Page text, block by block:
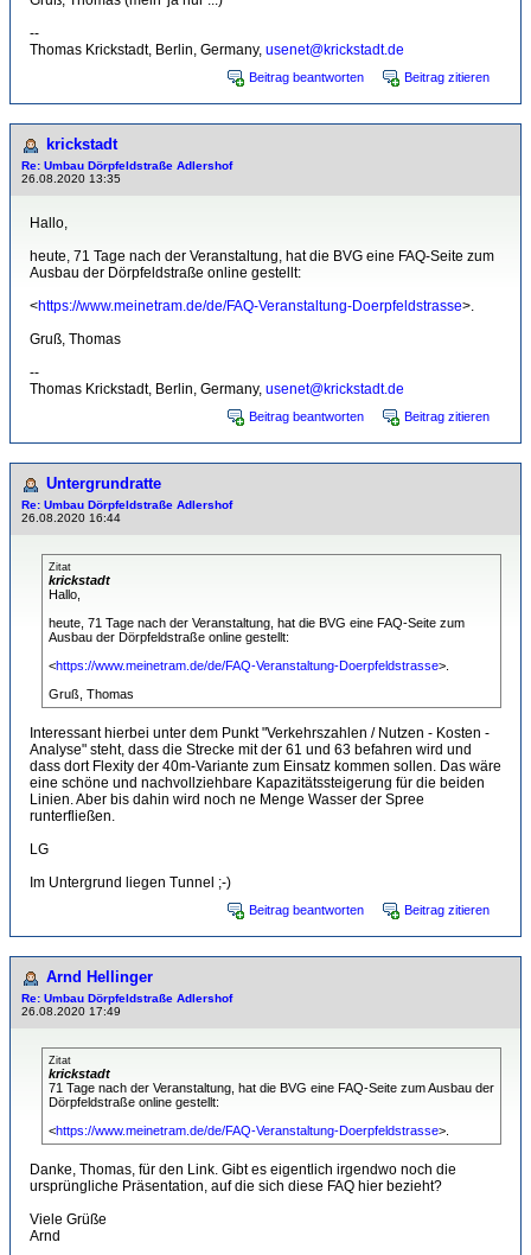
--
Thomas Krickstadt, Berlin, Germany, usenet@krickstadt.de
Beitrag beantworten Beitrag zitieren
krickstadt
Re: Umbau Dörpfeldstraße Adlershof
26.08.2020 13:35
Hallo,
heute, 71 Tage nach der Veranstaltung, hat die BVG eine FAQ-Seite zum
Ausbau der Dörpfeldstraße online gestellt:
<https://www.meinetram.de/de/FAQ-Veranstaltung-Doerpfeldstrasse>.
Gruß, Thomas
--
Thomas Krickstadt, Berlin, Germany, usenet@krickstadt.de
Beitrag beantworten Beitrag zitieren
Untergrundratte
Re: Umbau Dörpfeldstraße Adlershof
26.08.2020 16:44
Zitat
krickstadt
Hallo,
heute, 71 Tage nach der Veranstaltung, hat die BVG eine FAQ-Seite zum
Ausbau der Dörpfeldstraße online gestellt:
<https://www.meinetram.de/de/FAQ-Veranstaltung-Doerpfeldstrasse>.
Gruß, Thomas
Interessant hierbei unter dem Punkt "Verkehrszahlen / Nutzen - Kosten -
Analyse" steht, dass die Strecke mit der 61 und 63 befahren wird und
dass dort Flexity der 40m-Variante zum Einsatz kommen sollen. Das wäre
eine schöne und nachvollziehbare Kapazitätssteigerung für die beiden
Linien. Aber bis dahin wird noch ne Menge Wasser der Spree
runterfließen.
LG
Im Untergrund liegen Tunnel ;-)
Beitrag beantworten Beitrag zitieren
Arnd Hellinger
Re: Umbau Dörpfeldstraße Adlershof
26.08.2020 17:49
Zitat
krickstadt
71 Tage nach der Veranstaltung, hat die BVG eine FAQ-Seite zum Ausbau der
Dörpfeldstraße online gestellt:
<https://www.meinetram.de/de/FAQ-Veranstaltung-Doerpfeldstrasse>.
Danke, Thomas, für den Link. Gibt es eigentlich irgendwo noch die
ursprüngliche Präsentation, auf die sich diese FAQ hier bezieht?
Viele Grüße
Arnd